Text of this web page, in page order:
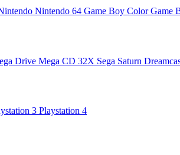
Nintendo 64 Game Boy ColorGame
Drive Mega CD 32X Sega Saturn
3 Playstation 4